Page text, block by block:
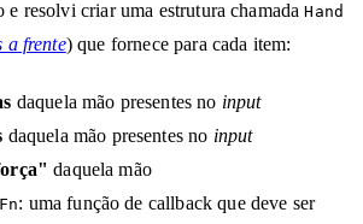
e resolvi criar uma estrutura chamadaHand
a frente) que fornece para cada item:
daquela mão presentes no input
daquela mão presentes no input
daquela mão
: uma função de callback que deve ser